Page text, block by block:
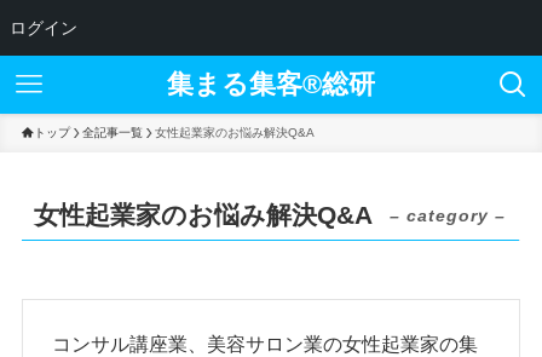
ログイン
集まる集客®︎総研
トップ 全記事一覧 女性起業家のお悩み解決Q&A
女性起業家のお悩み解決Q&A – category –
コンサル講座業、美容サロン業の女性起業家の集